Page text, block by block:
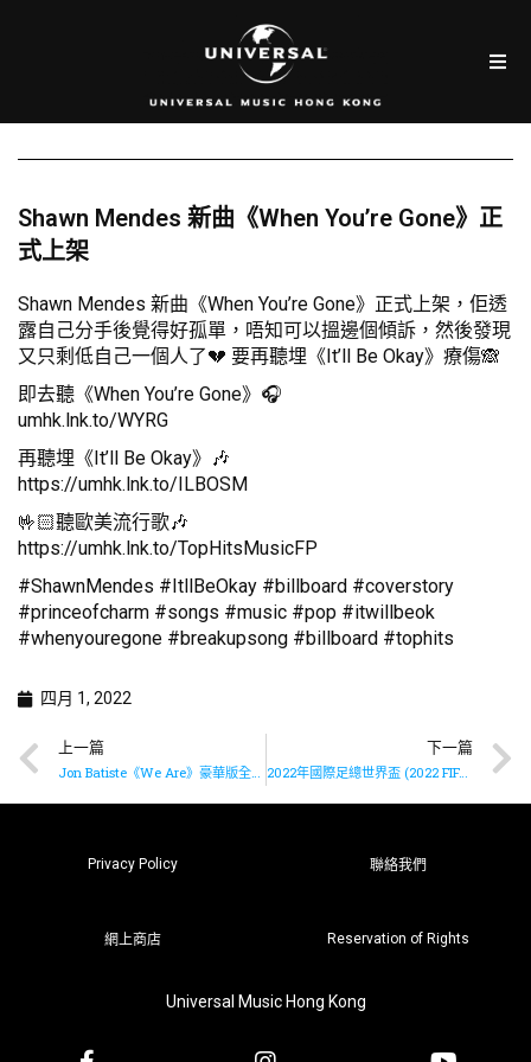
Shawn Mendes 新曲《When You’re Gone》正
式上架
Shawn Mendes 新曲《When You’re Gone》正式上架，佢透
露自己分手後覺得好孤單，唔知可以搵邊個傾訴，然後發現
又只剩低自己一個人了💔 要再聽埋《It’ll Be Okay》療傷🙈
即去聽《When You’re Gone》🎧
umhk.lnk.to/WYRG
再聽埋《It’ll Be Okay》🎶
https://umhk.lnk.to/ILBOSM
🤟🏻聽歐美流行歌🎶
https://umhk.lnk.to/TopHitsMusicFP
#ShawnMendes #ItllBeOkay #billboard #coverstory
#princeofcharm #songs #music #pop #itwillbeok
#whenyouregone #breakupsong #billboard #tophits
四月 1, 2022
上一篇
Jon Batiste《We Are》豪華版全碟已推出
下一篇
2022年國際足總世界盃 (2022 FIFA World Cup)首支官方單曲《Hayya Hayya (Better Together)》上架
Privacy Policy 聯絡我們
網上商店 Reservation of Rights
Universal Music Hong Kong